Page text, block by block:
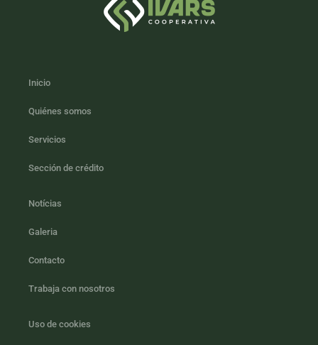
Inicio
Quiénes somos
Servicios
Sección de crédito
Notícias
Galeria
Contacto
Trabaja con nosotros
Uso de cookies